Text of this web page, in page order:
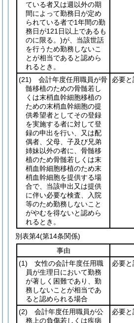
ている者又は週以外の期
間によって勤務日が定め
られている者で1年間の勤
務日が121日以上であるも
のに限る。)が、当該世話
を行うため勤務しないこ
とが相当であると認めら
れるとき。
(21) 会計年度任用職員が骨
髄移植のための骨髄若し
くは末梢血幹細胞移植の
ための末梢血幹細胞の提
供希望者としてその登録
を実施する者に対して登
録の申出を行い、又は配
偶者、父母、子及び兄弟
姉妹以外の者に、骨髄移
植のため骨髄若しくは末
梢血幹細胞移植のため末
梢血幹細胞を提供する場
合で、当該申出又は提供
に伴い必要な検査、入院
等のため勤務しないこと
がやむを得ないと認めら
れるとき。
必要
別表第4(第14条関係)
事由
(1) 女性の会計年度任用職
員が生理日において勤務
が著しく困難であり、勤
務しないことが相当であ
ると認められる場合
必要
(2) 会計年度任用職員が公
務上の負傷若しくは疾病
必要